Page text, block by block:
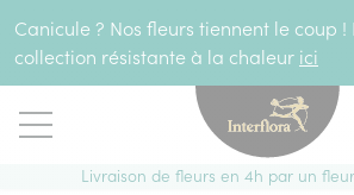
Canicule ? Nos fleurs tiennent le coup
collection résistante à la chaleur ici
Livraison de fleurs en 4h par un